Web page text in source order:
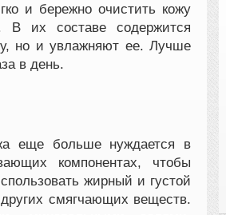
и бережно очистить кожу
их составе содержится
но и увлажняют ее. Лучше
в день.
еще больше нуждается в
компонентах, чтобы
жирный и густой
смягчающих веществ.